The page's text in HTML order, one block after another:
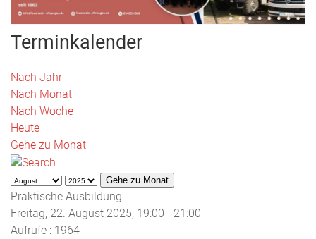
Terminkalender
Nach Jahr
Nach Monat
Nach Woche
Heute
Gehe zu Monat
Gehe zu Monat
Praktische Ausbildung
Freitag, 22. August 2025, 19:00 - 21:00
Aufrufe : 1964